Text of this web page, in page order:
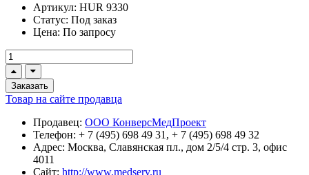
Артикул: HUR 9330
Статус: Под заказ
Цена: По запросу
Заказать
Товар на сайте продавца
Продавец: ООО КонверсМедПроект
Телефон: + 7 (495) 698 49 31, + 7 (495) 698 49 32
Адрес: Москва, Славянская пл., дом 2/5/4 стр. 3, офис
4011
Сайт: http://www.medserv.ru